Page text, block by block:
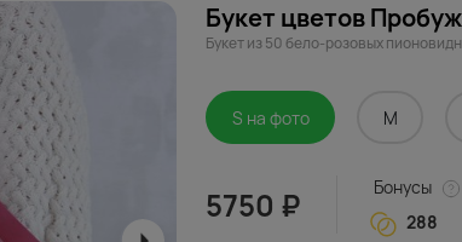
Букет цветов
Букет из 50 бело-розовых
S на фото M
5750 ₽
Бонусы
288